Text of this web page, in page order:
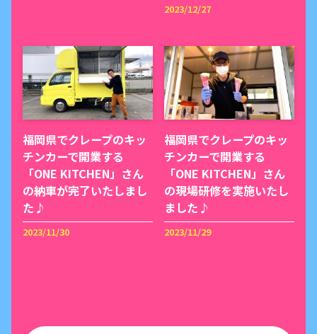
2023/12/27
福岡県でクレープのキッ
チンカーで開業する
「ONE KITCHEN」さん
の納車が完了いたしまし
た♪
2023/11/30
福岡県でクレープのキッ
チンカーで開業する
「ONE KITCHEN」さん
の現場研修を実施いたし
ました♪
2023/11/29